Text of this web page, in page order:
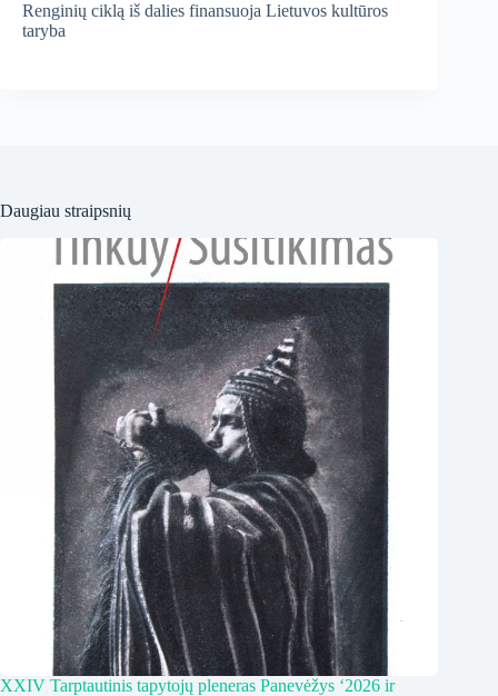
Renginių ciklą iš dalies finansuoja Lietuvos kultūros
taryba
Daugiau straipsnių
XXIV Tarptautinis tapytojų pleneras Panevėžys ‘2026 ir